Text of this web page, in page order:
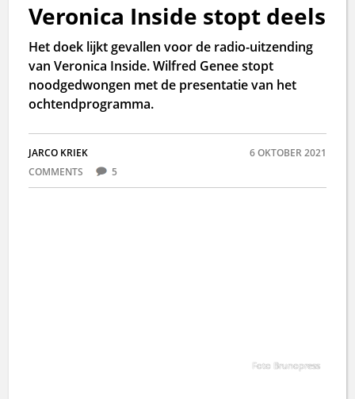
Veronica Inside stopt deels
Het doek lijkt gevallen voor de radio-uitzending
van Veronica Inside. Wilfred Genee stopt
noodgedwongen met de presentatie van het
ochtendprogramma.
JARCO KRIEK
6 OKTOBER 2021
COMMENTS
5
Foto Brunopress